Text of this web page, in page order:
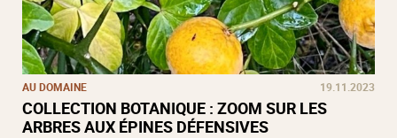
AU DOMAINE 19.11.2023
COLLECTION BOTANIQUE : ZOOM SUR LES
ARBRES AUX ÉPINES DÉFENSIVES